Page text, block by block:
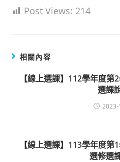
Post Views: 214
相關內容
【線上選課】112學年度
選課
2023-
【線上選課】113學年度
選修選